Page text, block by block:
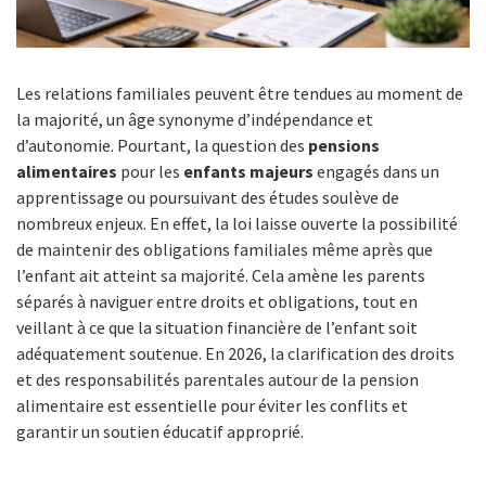
Les relations familiales peuvent être tendues au moment de
la majorité, un âge synonyme d’indépendance et
d’autonomie. Pourtant, la question des pensions
alimentaires pour les enfants majeurs engagés dans un
apprentissage ou poursuivant des études soulève de
nombreux enjeux. En effet, la loi laisse ouverte la possibilité
de maintenir des obligations familiales même après que
l’enfant ait atteint sa majorité. Cela amène les parents
séparés à naviguer entre droits et obligations, tout en
veillant à ce que la situation financière de l’enfant soit
adéquatement soutenue. En 2026, la clarification des droits
et des responsabilités parentales autour de la pension
alimentaire est essentielle pour éviter les conflits et
garantir un soutien éducatif approprié.